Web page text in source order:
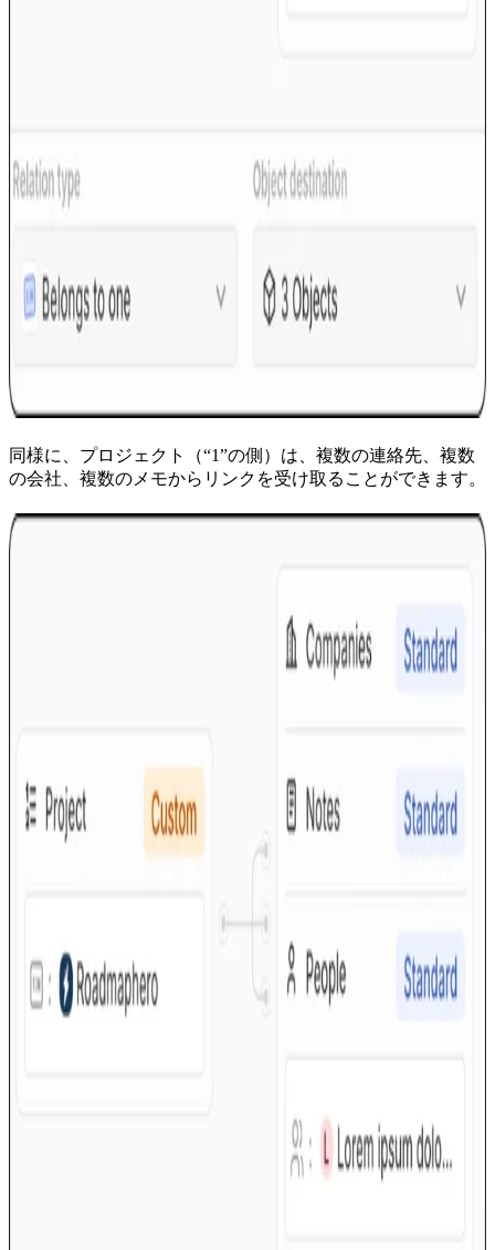
同様に、プロジェクト（“1”の側）は、複数の連絡先、複数
の会社、複数のメモからリンクを受け取ることができます。